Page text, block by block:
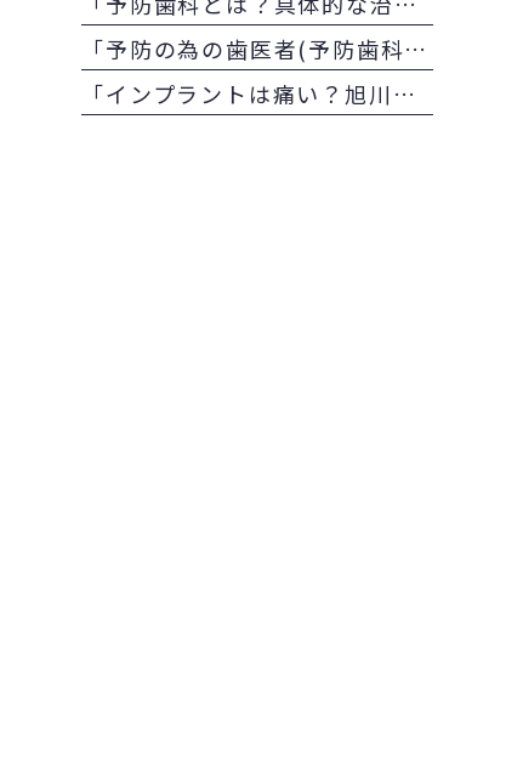
「予防の為の歯医者(予防歯科)は保険適用になる？
「インプラントは痛い？旭川の歯科医師が教える痛みの少ない治療法」